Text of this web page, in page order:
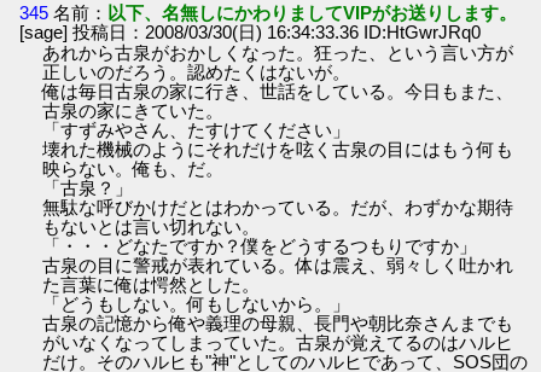
345 名前： 以下、名無しにかわりましてVIPがお送りします。
[sage] 投稿日：2008/03/30(日) 16:34:33.36 ID:HtGwrJRq0
あれから古泉がおかしくなった。狂った、という言い方が
正しいのだろう。認めたくはないが。
俺は毎日古泉の家に行き、世話をしている。今日もまた、
古泉の家にきていた。
「すずみやさん、たすけてください」
壊れた機械のようにそれだけを呟く古泉の目にはもう何も
映らない。俺も、だ。
「古泉？」
無駄な呼びかけだとはわかっている。だが、わずかな期待
もないとは言い切れない。
「・・・どなたですか？僕をどうするつもりですか」
古泉の目に警戒が表れている。体は震え、弱々しく吐かれ
た言葉に俺は愕然とした。
「どうもしない。何もしないから。」
古泉の記憶から俺や義理の母親、長門や朝比奈さんまでも
がいなくなってしまっていた。古泉が覚えてるのはハルヒ
だけ。そのハルヒも"神"としてのハルヒであって、SOS団の